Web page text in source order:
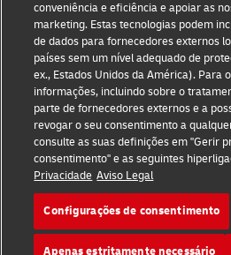
Acessibilidade
Informações adicionais
Definições de Cookies
Siga-nos
2026 © - todos os
conveniência e eficiência e apoiar as
marketing. Estas tecnologias podem
de dados para fornecedores externos
países sem um nível adequado de
ex., Estados Unidos da América). Para
informações, incluindo sobre o
parte de fornecedores externos e a
revogar o seu consentimento a
consulte as suas definições em "Gerir
consentimento" e as seguintes
Privacidade Aviso Legal
Configurações de consentimento
Apenas estritamente necessário